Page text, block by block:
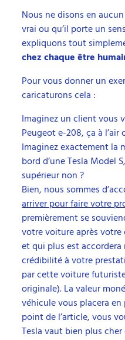
Nous ne disons en
vrai ou qu’il porte un
expliquons tout
chez chaque être
Pour vous donner un
caricaturons cela :
Imaginez un client vous
Peugeot e-208, ça à l’air
Imaginez exactement la
bord d’une Tesla Model
supérieur non ?
Bien, nous sommes
arriver pour faire votre
premièrement se
votre voiture après
et qui plus est
crédibilité à votre
par cette voiture
originale). La valeur
véhicule vous placera
point de l’article, vous
Tesla vaut bien plus cher